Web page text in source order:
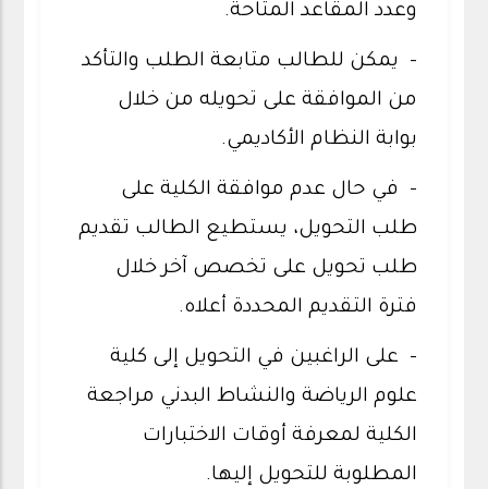
وعدد المقاعد المتاحة.
- يمكن للطالب متابعة الطلب والتأكد
من الموافقة على تحويله من خلال
بوابة النظام الأكاديمي.
- في حال عدم موافقة الكلية على
طلب التحويل، يستطيع الطالب تقديم
طلب تحويل على تخصص آخر خلال
فترة التقديم المحددة أعلاه.
- على الراغبين في التحويل إلى كلية
علوم الرياضة والنشاط البدني مراجعة
الكلية لمعرفة أوقات الاختبارات
المطلوبة للتحويل إليها.